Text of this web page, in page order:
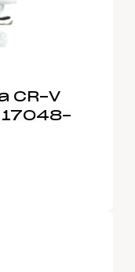
CR-V
17048-